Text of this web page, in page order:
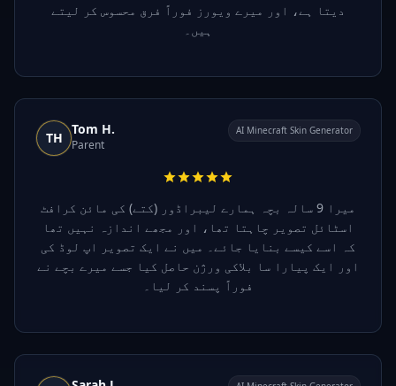
دیتا ہے، اور میرے ویورز فوراً فرق محسوس کر لیتے
ہیں۔
TH
Tom H.
Parent
AI Minecraft Skin Generator
میرا 9 سالہ بچہ ہمارے لیبراڈور (کتے) کی مائن کرافٹ
اسٹائل تصویر چاہتا تھا، اور مجھے اندازہ نہیں تھا
کہ اسے کیسے بنایا جائے۔ میں نے ایک تصویر اپ لوڈ کی
اور ایک پیارا سا بلاکی ورژن حاصل کیا جسے میرے بچے نے
فوراً پسند کر لیا۔